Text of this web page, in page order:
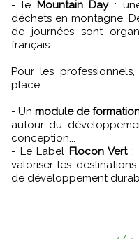
- le Mountain Day:
déchets en montagne.
de journées sont
français.
Pour les
place.
- Un module de
autour du
conception...
- Le Label Flocon Vert:
valoriser les
de développement